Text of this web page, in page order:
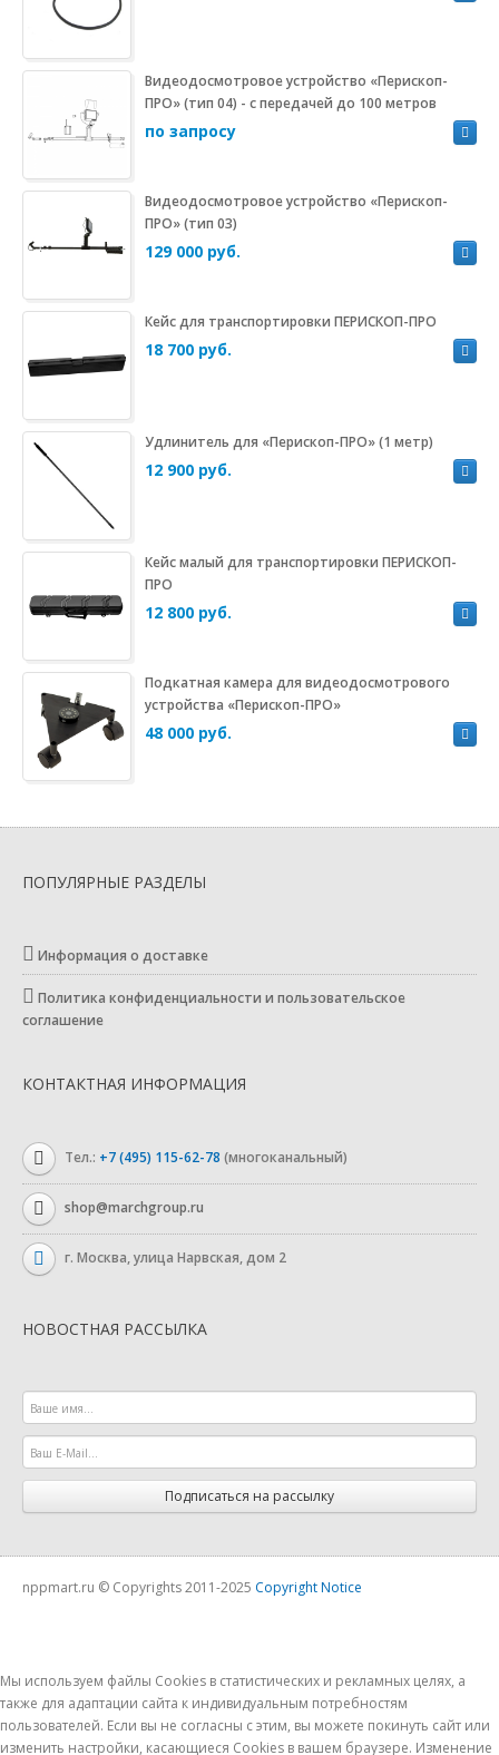
Видеодосмотровое устройство «Перископ-
ПРО» (тип 04) - с передачей до 100 метров
по запросу
Видеодосмотровое устройство «Перископ-
ПРО» (тип 03)
129 000 руб.
Кейс для транспортировки ПЕРИСКОП-ПРО
18 700 руб.
Удлинитель для «Перископ-ПРО» (1 метр)
12 900 руб.
Кейс малый для транспортировки ПЕРИСКОП-
ПРО
12 800 руб.
Подкатная камера для видеодосмотрового
устройства «Перископ-ПРО»
48 000 руб.
ПОПУЛЯРНЫЕ РАЗДЕЛЫ
Информация о доставке
Политика конфиденциальности и пользовательское
соглашение
КОНТАКТНАЯ ИНФОРМАЦИЯ
Тел.: +7 (495) 115-62-78 (многоканальный)
shop@marchgroup.ru
г. Москва, улица Нарвская, дом 2
НОВОСТНАЯ РАССЫЛКА
Подписаться на рассылку
nppmart.ru © Copyrights 2011-2025 Copyright Notice
Мы используем файлы Cookies в статистических и рекламных целях, а
также для адаптации сайта к индивидуальным потребностям
пользователей. Если вы не согласны с этим, вы можете покинуть сайт или
изменить настройки, касающиеся Cookies в вашем браузере. Изменение